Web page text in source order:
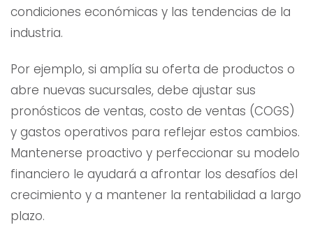
condiciones económicas y las tendencias de la
industria.
Por ejemplo, si amplía su oferta de productos o
abre nuevas sucursales, debe ajustar sus
pronósticos de ventas, costo de ventas (COGS)
y gastos operativos para reflejar estos cambios.
Mantenerse proactivo y perfeccionar su modelo
financiero le ayudará a afrontar los desafíos del
crecimiento y a mantener la rentabilidad a largo
plazo.